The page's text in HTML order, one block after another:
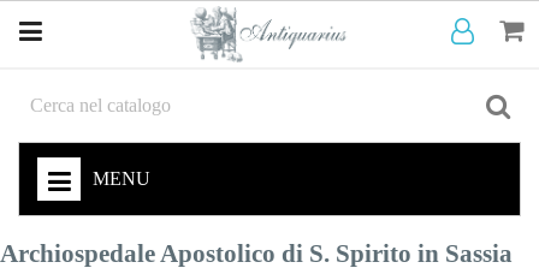
MENU
Archiospedale Apostolico di S. Spirito in Sassia